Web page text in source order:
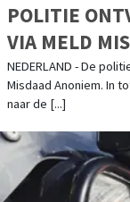
POLITIE
VIA MELD
NEDERLAND - De
Misdaad Anoniem. In
naar de [...]